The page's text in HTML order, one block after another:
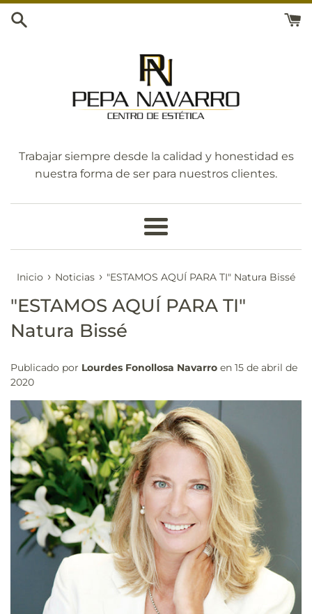
Ir
directamente
Trabajar siempre desde la calidad y honestidad es
nuestra forma de ser para nuestros clientes.
Más
Inicio › Noticias › "ESTAMOS AQUÍ PARA TI" Natura Bissé
"ESTAMOS AQUÍ PARA TI"
Natura Bissé
Publicado por Lourdes Fonollosa Navarro en 15 de abril de
2020